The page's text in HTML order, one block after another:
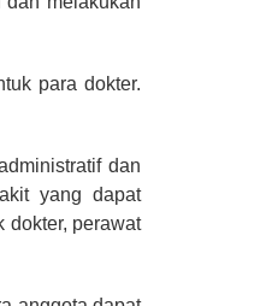
para dokter.
dan
yang dapat
dokter, perawat